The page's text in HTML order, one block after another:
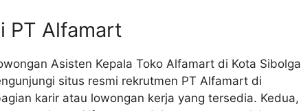
PT Alfamart
Asisten Kepala Toko Alfamart di Kota Sibolga
situs resmi rekrutmen PT Alfamart di
karir atau lowongan kerja yang tersedia. Kedua,